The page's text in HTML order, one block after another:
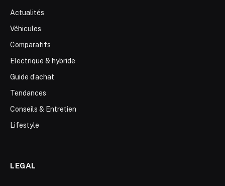
Actualités
Véhicules
Comparatifs
Electrique & hybride
Guide d’achat
Tendances
Conseils & Entretien
Lifestyle
LEGAL